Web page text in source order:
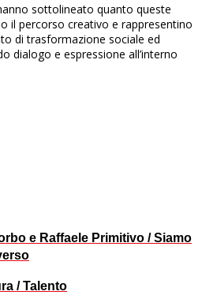
sottolineato quanto queste
il percorso creativo e rappresentino
di trasformazione sociale ed
dialogo e espressione all’interno
e Raffaele Primitivo / Siamo
/ Talento